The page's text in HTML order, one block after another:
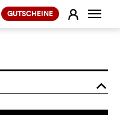
GUTSCHEINE E
o